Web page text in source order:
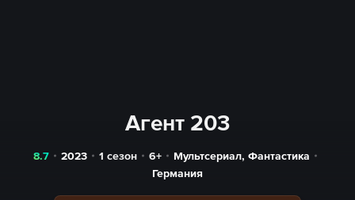
Агент 203
8.7 2023 1 сезон 6+ Мультсериал, Фантастика
Германия